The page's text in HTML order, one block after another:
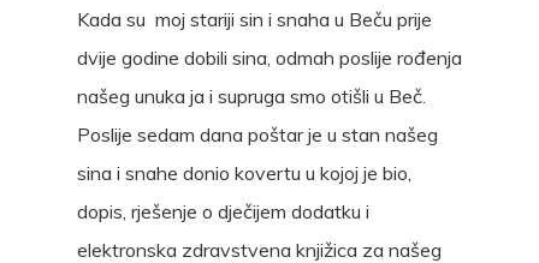
Kada su moj stariji sin i snaha u Beču prije
dvije godine dobili sina, odmah poslije rođenja
našeg unuka ja i supruga smo otišli u Beč.
Poslije sedam dana poštar je u stan našeg
sina i snahe donio kovertu u kojoj je bio,
dopis, rješenje o dječijem dodatku i
elektronska zdravstvena knjižica za našeg